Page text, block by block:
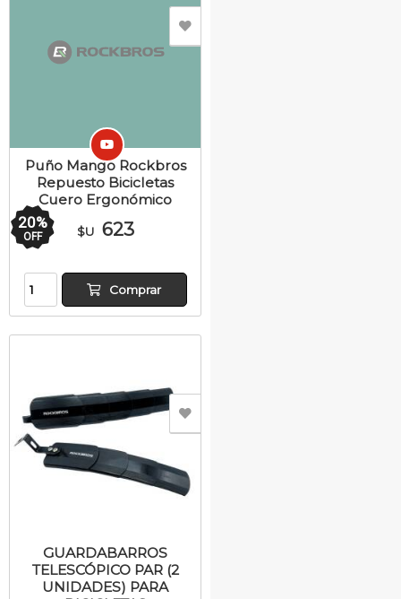
Puño Mango Rockbros
Repuesto Bicicletas
Cuero Ergonómico
20%
OFF $U 623
Comprar
GUARDABARROS
TELESCÓPICO PAR (2
UNIDADES) PARA